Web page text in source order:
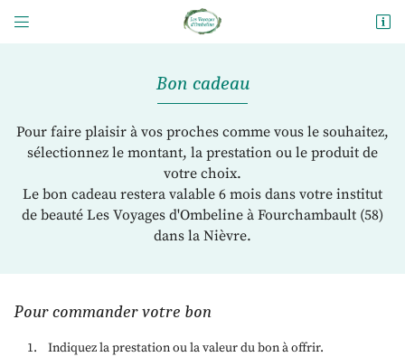
 
En cochant cette case, vous consentez à recevoir nos propositions commerciales à
Bon cadeau
Pour faire plaisir à vos proches comme vous le souhaitez,
sélectionnez le montant, la prestation ou le produit de
votre choix.
Le bon cadeau restera valable 6 mois dans votre institut
de beauté Les Voyages d'Ombeline à Fourchambault (58)
dans la Nièvre.
Pour commander votre bon
Indiquez la prestation ou la valeur du bon à offrir.